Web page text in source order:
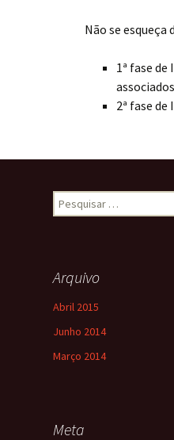
Não se
1ª fase de
2ª fase de
Pesquisar
por:
Arquivo
Abril 2015
Junho 2014
Março 2014
Meta